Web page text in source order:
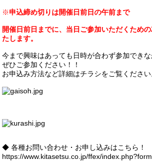
※申込締め切りは開催日前日の午前まで
開催日前日までに、当日ご参加いただくため
たします。
今まで興味はあっても日時が合わず参加でき
ぜひご参加ください！！
お申込み方法など詳細はチラシをご覧ください
◆ 各種お問い合わせ・お申し込みはこちら！
https://www.kitasetsu.co.jp/ffex/